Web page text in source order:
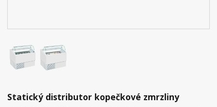
Statický distributor kopečkové zmrzliny